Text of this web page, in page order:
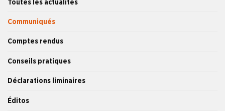
Toutes les actualités
Communiqués
Comptes rendus
Conseils pratiques
Déclarations liminaires
Éditos